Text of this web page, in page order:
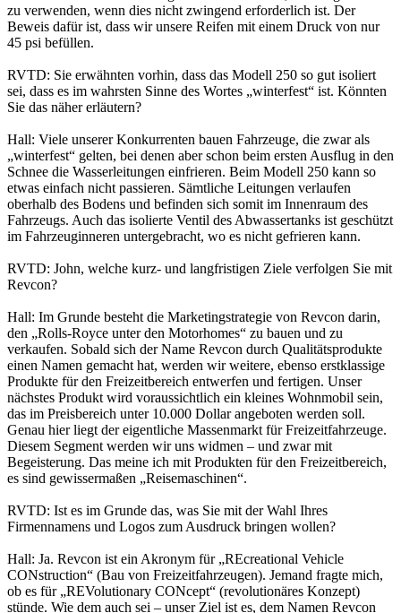
zu verwenden, wenn dies nicht zwingend erforderlich ist. Der
Beweis dafür ist, dass wir unsere Reifen mit einem Druck von nur
45 psi befüllen.
RVTD: Sie erwähnten vorhin, dass das Modell 250 so gut isoliert
sei, dass es im wahrsten Sinne des Wortes „winterfest“ ist. Könnten
Sie das näher erläutern?
Hall: Viele unserer Konkurrenten bauen Fahrzeuge, die zwar als
„winterfest“ gelten, bei denen aber schon beim ersten Ausflug in den
Schnee die Wasserleitungen einfrieren. Beim Modell 250 kann so
etwas einfach nicht passieren. Sämtliche Leitungen verlaufen
oberhalb des Bodens und befinden sich somit im Innenraum des
Fahrzeugs. Auch das isolierte Ventil des Abwassertanks ist geschützt
im Fahrzeuginneren untergebracht, wo es nicht gefrieren kann.
RVTD: John, welche kurz- und langfristigen Ziele verfolgen Sie mit
Revcon?
Hall: Im Grunde besteht die Marketingstrategie von Revcon darin,
den „Rolls-Royce unter den Motorhomes“ zu bauen und zu
verkaufen. Sobald sich der Name Revcon durch Qualitätsprodukte
einen Namen gemacht hat, werden wir weitere, ebenso erstklassige
Produkte für den Freizeitbereich entwerfen und fertigen. Unser
nächstes Produkt wird voraussichtlich ein kleines Wohnmobil sein,
das im Preisbereich unter 10.000 Dollar angeboten werden soll.
Genau hier liegt der eigentliche Massenmarkt für Freizeitfahrzeuge.
Diesem Segment werden wir uns widmen – und zwar mit
Begeisterung. Das meine ich mit Produkten für den Freizeitbereich,
es sind gewissermaßen „Reisemaschinen“.
RVTD: Ist es im Grunde das, was Sie mit der Wahl Ihres
Firmennamens und Logos zum Ausdruck bringen wollen?
Hall: Ja. Revcon ist ein Akronym für „REcreational Vehicle
CONstruction“ (Bau von Freizeitfahrzeugen). Jemand fragte mich,
ob es für „REVolutionary CONcept“ (revolutionäres Konzept)
stünde. Wie dem auch sei – unser Ziel ist es, dem Namen Revcon